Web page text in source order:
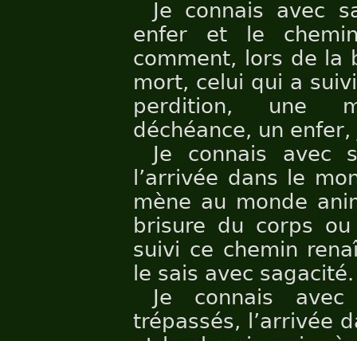
Je connais avec
enfer et le
comment, lors de la
mort, celui qui a
perdition, une
déchéance, un
Je connais avec
l’arrivée dans le
mène au monde
brisure du corps
suivi ce chemin
le sais avec sagacité.
Je connais
trépassés, l’arrivée